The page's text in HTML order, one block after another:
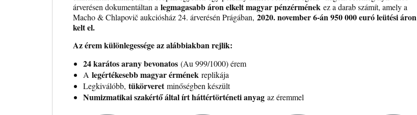
árverésen dokumentáltan a legmagasabb áron elkelt magyar pénzérmének ez a darab számít, amely a
Macho & Chlapovič aukciósház 24. árverésén Prágában, 2020. november 6-án 950 000 euró leütési áron
kelt el.
Az érem különlegessége az alábbiakban rejlik:
24 karátos arany bevonatos (Au 999/1000) érem
A legértékesebb magyar érmének replikája
Legkiválóbb, tükörveret minőségben készült
Numizmatikai szakértő által írt háttértörténeti anyag az éremmel